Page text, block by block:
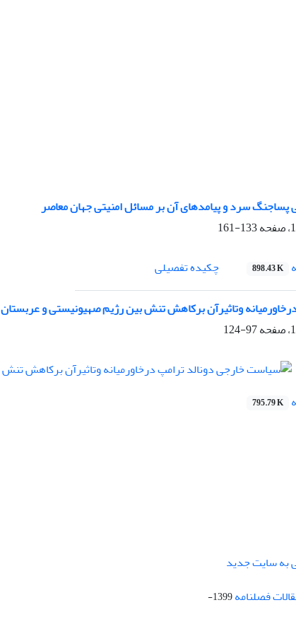
پساجنگ سرد و پیامدهای آن بر مسائل امنیتی جهان معاصر
133-161
898.43 K
چکیده تفصیلی
وتاثیرآن برکاهش تنش بین رژیم صهیونیستی و عربستان
97-124
795.79 K
به سایت جدید
فصلنامه
1399-